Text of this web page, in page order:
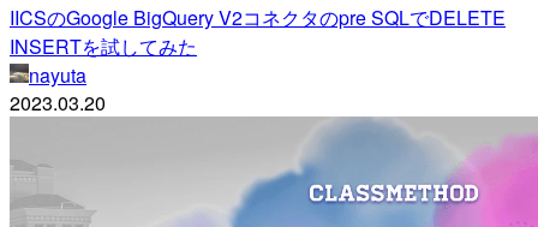
IICSのGoogle BigQuery V2コネクタのpre SQLでDELETE
INSERTを試してみた
nayuta
2023.03.20